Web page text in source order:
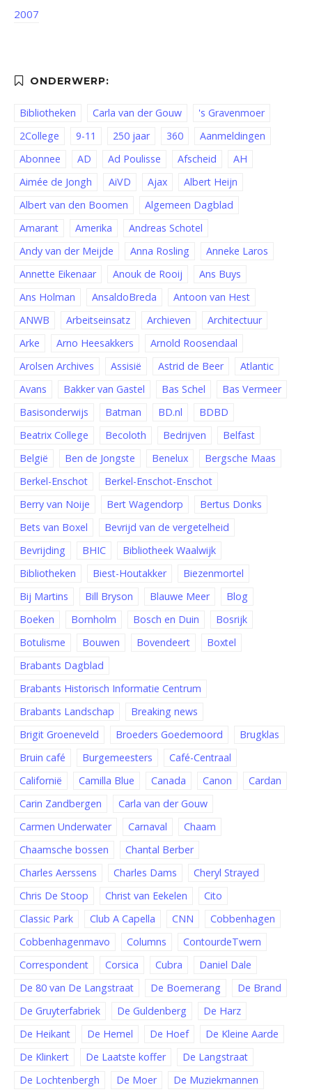
2007
Bibliotheken Carla van der Gouw
's Gravenmoer
2College
9-11 250 jaar 360
Aanmeldingen
Abonnee
AD Ad Poulisse Afscheid
AH
Aimée de Jongh
AiVD Ajax
Albert Heijn
Albert van den Boomen
Algemeen Dagblad
Amarant
Amerika
Andreas Schotel
Andy van der Meijde
Anna Rosling
Anneke Laros
Annette Eikenaar
Anouk de Rooij
Ans Buys
Ans Holman
AnsaldoBreda
Antoon van Hest
ANWB
Arbeitseinsatz Archieven
Architectuur
Arke
Arno Heesakkers
Arnold Roosendaal
Arolsen Archives
Assisië Astrid de Beer
Atlantic
Avans
Bakker van Gastel Bas Schel
Bas Vermeer
Basisonderwijs
Batman BD.nl
BDBD
Beatrix College
Becoloth Bedrijven
Belfast
België
Ben de Jongste Benelux
Bergsche Maas
Berkel-Enschot
Berkel-Enschot-Enschot
Berry van Noije
Bert Wagendorp
Bertus Donks
Bets van Boxel
Bevrijd van de vergetelheid
Bevrijding
BHIC
Bibliotheek Waalwijk
Bibliotheken
Biest-Houtakker
Biezenmortel
Bij Martins
Bill Bryson Blauwe Meer
Blog
Boeken
Bornholm Bosch en Duin
Bosrijk
Botulisme
Bouwen Bovendeert
Boxtel
Brabants Dagblad
Brabants Historisch Informatie Centrum
Brabants Landschap
Breaking news
Brigit Groeneveld
Broeders Goedemoord
Brugklas
Bruin café
Burgemeesters
Café-Centraal
Californië
Camilla Blue Canada Canon
Cardan
Carin Zandbergen
Carla van der Gouw
Carmen Underwater
Carnaval
Chaam
Chaamsche bossen
Chantal Berber
Charles Aerssens
Charles Dams
Cheryl Strayed
Chris De Stoop
Christ van Eekelen
Cito
Classic Park
Club A Capella CNN
Cobbenhagen
Cobbenhagenmavo
Columns
ContourdeTwern
Correspondent
Corsica Cubra
Daniel Dale
De 80 van De Langstraat
De Boemerang
De Brand
De Gruyterfabriek
De Guldenberg
De Harz
De Heikant
De Hemel De Hoef
De Kleine Aarde
De Klinkert
De Laatste koffer
De Langstraat
De Lochtenbergh
De Moer
De Muziekmannen